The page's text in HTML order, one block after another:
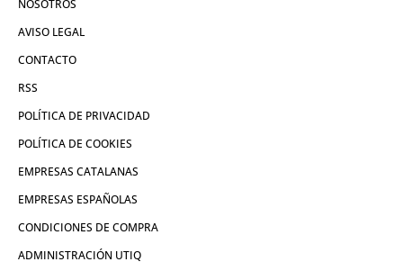
NOSOTROS
AVISO LEGAL
CONTACTO
RSS
POLÍTICA DE PRIVACIDAD
POLÍTICA DE COOKIES
EMPRESAS CATALANAS
EMPRESAS ESPAÑOLAS
CONDICIONES DE COMPRA
ADMINISTRACIÓN UTIQ